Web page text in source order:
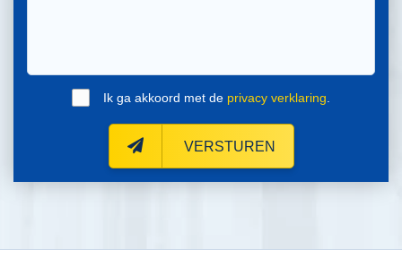
Ik ga akkoord met de privacy verklaring
VERSTUREN